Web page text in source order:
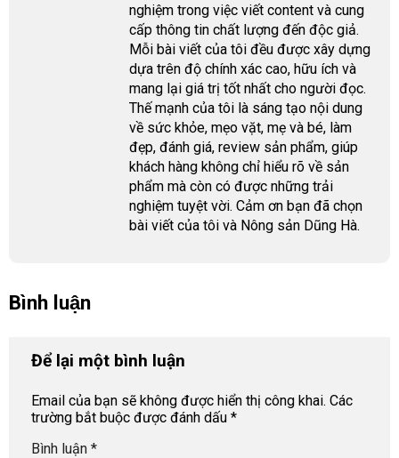
nghiệm trong việc viết content và cung
cấp thông tin chất lượng đến độc giả.
Mỗi bài viết của tôi đều được xây dựng
dựa trên độ chính xác cao, hữu ích và
mang lại giá trị tốt nhất cho người đọc.
Thế mạnh của tôi là sáng tạo nội dung
về sức khỏe, mẹo vặt, mẹ và bé, làm
đẹp, đánh giá, review sản phẩm, giúp
khách hàng không chỉ hiểu rõ về sản
phẩm mà còn có được những trải
nghiệm tuyệt vời. Cảm ơn bạn đã chọn
bài viết của tôi và Nông sản Dũng Hà.
Bình luận
Để lại một bình luận
Email của bạn sẽ không được hiển thị công khai. Các
trường bắt buộc được đánh dấu *
Bình luận *